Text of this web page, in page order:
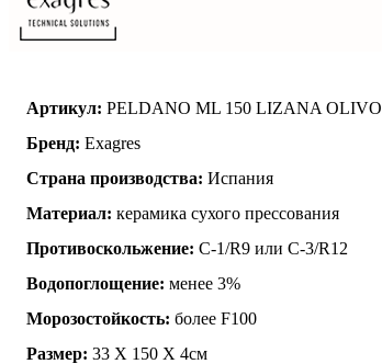
Артикул: PELDANO ML 150 LIZANA OLIVO
Бренд: Exagres
Страна производства: Испания
Материал: керамика сухого прессования
Противоскольжение: C-1/R9 или C-3/R12
Водопоглощение: менее 3%
Морозостойкость: более F100
Размер: 33 Х 150 Х 4см